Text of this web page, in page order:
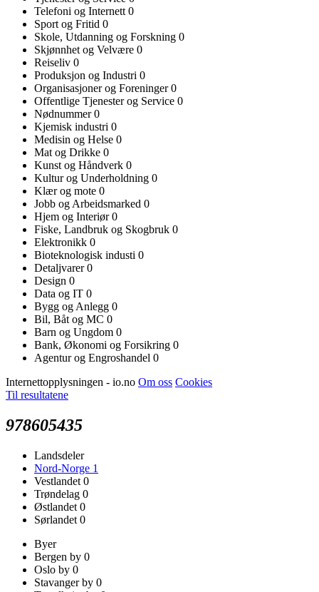
Telefoni og Internett 0
Sport og Fritid 0
Skole, Utdanning og Forskning 0
Skjønnhet og Velvære 0
Reiseliv 0
Produksjon og Industri 0
Organisasjoner og Foreninger0
Offentlige Tjenester og Service 0
Nødnummer0
Kjemisk industri 0
Medisin og Helse 0
Mat og Drikke 0
Kunst og Håndverk 0
Kultur og Underholdning 0
Klær og mote 0
Jobb og Arbeidsmarked 0
Hjem og Interiør0
Fiske, Landbruk og Skogbruk 0
Elektronikk 0
Bioteknologisk industi 0
Detaljvarer0
Design 0
Data og IT 0
Bygg og Anlegg 0
Bil, Båt og MC 0
Barn og Ungdom 0
Bank, Økonomi og Forsikring 0
Agentur og Engroshandel 0
Internettopplysningen - io.no Om oss Cookies
Til resultatene
978605435
Landsdeler
Nord-Norge 1
Vestlandet 0
Trøndelag 0
Østlandet 0
Sørlandet 0
Byer
Bergen by 0
Oslo by 0
Stavanger by 0